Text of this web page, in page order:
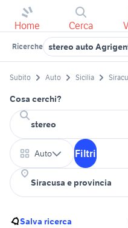
Home Cerca
Ricerche stereo auto
Subito Auto Sicilia
Cosa cerchi?
Auto Filtri
Salva ricerca